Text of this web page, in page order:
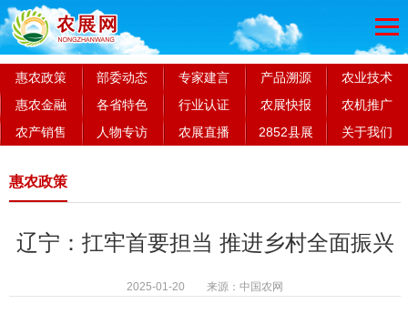
惠农政策 部委动态 专家建言 产品溯源
农业技术
惠农金融
各省特色 行业认证 农展快报
农机推广
农产销售
人物专访 农展直播 2852县展 关于我们
惠农政策
辽宁：扛牢首要担当 推进乡村全面振兴
2025-01-20 来源：中国农网